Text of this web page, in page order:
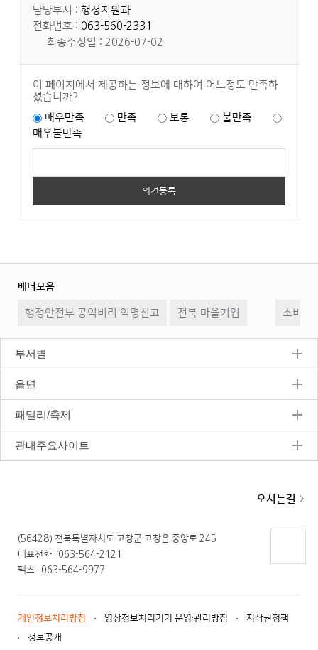
담당부서 : 행정지원과
전화번호 : 063-560-2331
최종수정일 : 2026-07-02
이 페이지에서 제공하는 정보에 대하여 어느정도 만족하
셨습니까?
매우만족
만족 보통
불만족
매우불만족
배너모음
시
지
음
행정안전부 공익비리 익명신고 전북 마을기업 소비자
부서별
읍면
패밀리/축제
관내주요사이트
(56428) 전북특별자치도 고창군 고창읍 중앙로 245
대표전화 : 063-564-2121
팩스 : 063-564-9977
개인정보처리방침 영상정보처리기기 운영·관리방침
저작권정책
정보공개
오시는길